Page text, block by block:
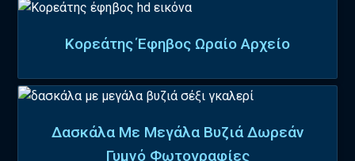
Κορεάτης Έφηβος Ωραίο Αρχείο
Δασκάλα Με Μεγάλα Βυζιά Δωρεάν
Γυμνό Φωτογραφίες